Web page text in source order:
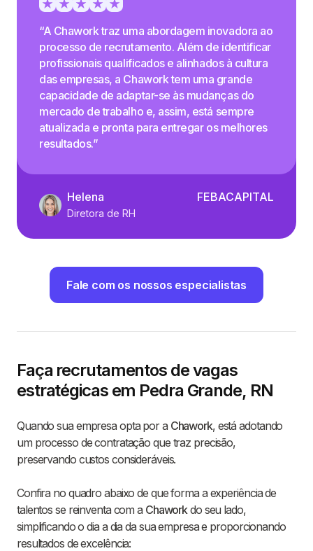
“A Chawork traz uma abordagem inovadora ao
processo de recrutamento. Além de identificar
profissionais qualificados e alinhados à cultura
das empresas, a Chawork tem uma grande
capacidade de adaptar-se às mudanças do
mercado de trabalho e, assim, está sempre
atualizada e pronta para entregar os melhores
resultados.”
Helena
Diretora de RH
FEBACAPITAL
Fale com os nossos especialistas
Faça recrutamentos de vagas
estratégicas em Pedra Grande, RN
Quando sua empresa opta por a Chawork, está adotando
um processo de contratação que traz precisão,
preservando custos consideráveis.
Confira no quadro abaixo de que forma a experiência de
talentos se reinventa com a Chaworkdo seu lado,
simplificando o dia a dia da sua empresa e proporcionando
resultados de excelência: